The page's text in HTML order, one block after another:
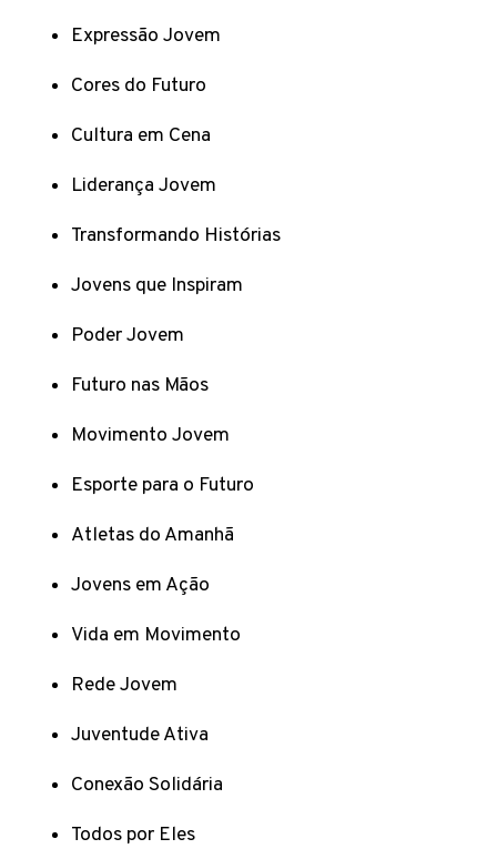
Expressão Jovem
Cores do Futuro
Cultura em Cena
Liderança Jovem
Transformando Histórias
Jovens que Inspiram
Poder Jovem
Futuro nas Mãos
Movimento Jovem
Esporte para o Futuro
Atletas do Amanhã
Jovens em Ação
Vida em Movimento
Rede Jovem
Juventude Ativa
Conexão Solidária
Todos por Eles